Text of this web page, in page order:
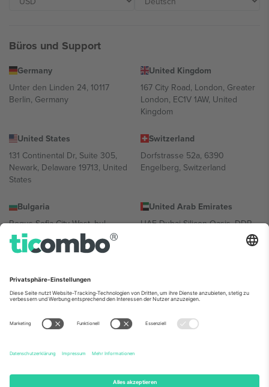
Büros und Support
Germany
Unter den Linden 24, 10117
Berlin, Germany
United Kingdom
167 City Road, London, Greater
London, EC1V 1AW, United
Kingdom
United States
131 Continental Dr, Suite 305,
Newark, Delaware 19713, United
States
Switzerland
Dorfstrasse 52a, 6390
Engelberg, Switzerland
Bulgaria
Regus Sofia City West, bul
Totleben 53-55, 1606 Sofia,
Bulgaria
United Arab Emirates
UAE Dubai Silicon Oasis, DDP
Building A1, Office 302, Dubai,
Mexico
Av Chapultepec 360, Roma
Norte, Cuauhtémoc, 06700
Ciudad de México, CDMX,
Mexico
Die juristische Person des Plattformanbieters kann je nach
Informationen finden Sie auf der jeweiligen Veranstaltungsseite, im